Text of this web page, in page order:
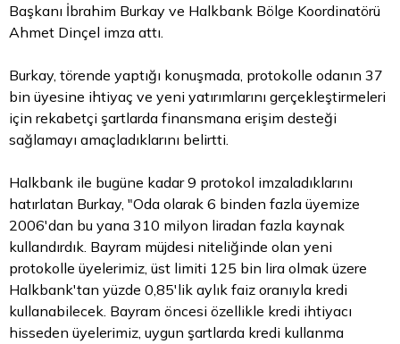
Başkanı İbrahim Burkay ve Halkbank Bölge Koordinatörü
Ahmet Dinçel imza attı.
Burkay, törende yaptığı konuşmada, protokolle odanın 37
bin üyesine ihtiyaç ve yeni yatırımlarını gerçekleştirmeleri
için rekabetçi şartlarda finansmana erişim desteği
sağlamayı amaçladıklarını belirtti.
Halkbank ile bugüne kadar 9 protokol imzaladıklarını
hatırlatan Burkay, "Oda olarak 6 binden fazla üyemize
2006'dan bu yana 310 milyon liradan fazla kaynak
kullandırdık. Bayram müjdesi niteliğinde olan yeni
protokolle üyelerimiz, üst limiti 125 bin lira olmak üzere
Halkbank'tan yüzde 0,85'lik aylık faiz oranıyla kredi
kullanabilecek. Bayram öncesi özellikle kredi ihtiyacı
hisseden üyelerimiz, uygun şartlarda kredi kullanma